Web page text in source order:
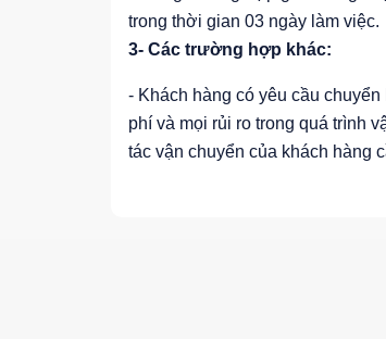
trong thời gian 03 ngày làm việc.
3- Các trường hợp khác:
- Khách hàng có yêu cầu
phí và mọi rủi ro trong quá trình
tác vận chuyển của khách hàng